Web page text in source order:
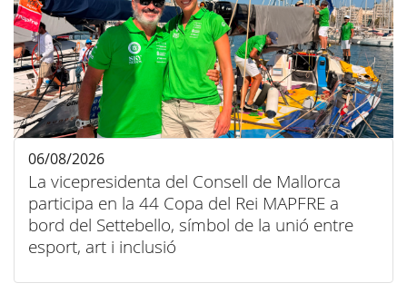
La vicepresidenta del Consell de Mallorca
participa en la 44 Copa del Rei MAPFRE a
bord del Settebello, símbol de la unió entre
esport, art i inclusió
06/08/2026